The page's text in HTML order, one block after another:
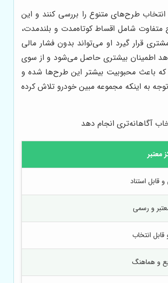
طرح‌های متنوع را بررسی کنند و این
متفاوت شامل اقساط کوتاه‌مدت و بلندمدت،
قرار گیرد او می‌تواند بدون فشار مالی
دهد اطمینان بیشتری حاصل می‌شود و از سوی
که باعث محبوبیت بیشتر این طرح‌ها شده و
به اینکه مجموعه مبین خودرو تلاش کرده
آگاهانه‌تری انجام دهد
معتبر
قابل استناد
و رسمی
انتخاب
و هماهنگ